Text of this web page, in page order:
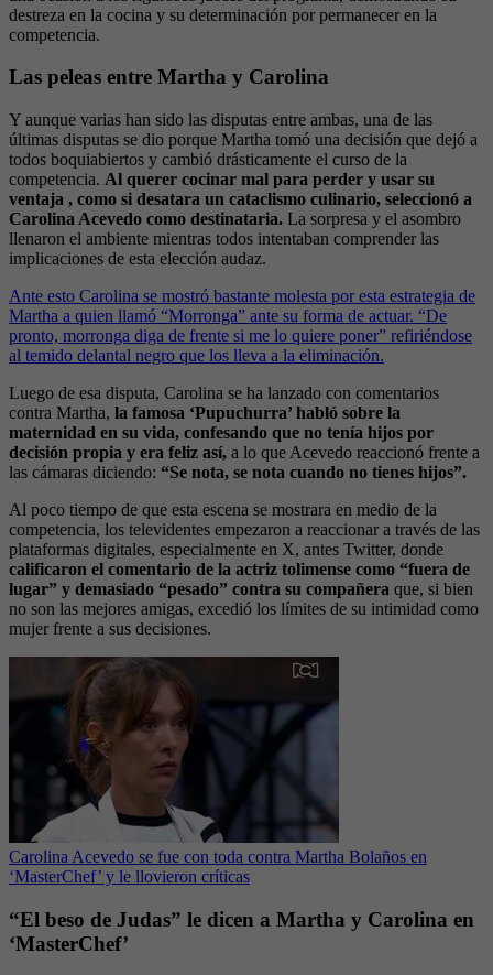
destreza en la cocina y su determinación por permanecer en la
competencia.
Las peleas entre Martha y Carolina
Y aunque varias han sido las disputas entre ambas, una de las
últimas disputas se dio porque Martha tomó una decisión que dejó a
todos boquiabiertos y cambió drásticamente el curso de la
competencia. Al querer cocinar mal para perder y usar su
ventaja , como si desatara un cataclismo culinario, seleccionó a
Carolina Acevedo como destinataria. La sorpresa y el asombro
llenaron el ambiente mientras todos intentaban comprender las
implicaciones de esta elección audaz.
Ante esto Carolina se mostró bastante molesta por esta estrategia de
Martha a quien llamó “Morronga” ante su forma de actuar. “De
pronto, morronga diga de frente si me lo quiere poner” refiriéndose
al temido delantal negro que los lleva a la eliminación.
Luego de esa disputa, Carolina se ha lanzado con comentarios
contra Martha, la famosa ‘Pupuchurra’ habló sobre la
maternidad en su vida, confesando que no tenía hijos por
decisión propia y era feliz así, a lo que Acevedo reaccionó frente a
las cámaras diciendo: “Se nota, se nota cuando no tienes hijos”.
Al poco tiempo de que esta escena se mostrara en medio de la
competencia, los televidentes empezaron a reaccionar a través de las
plataformas digitales, especialmente en X, antes Twitter, donde
calificaron el comentario de la actriz tolimense como “fuera de
lugar” y demasiado “pesado” contra su compañera que, si bien
no son las mejores amigas, excedió los límites de su intimidad como
mujer frente a sus decisiones.
Carolina Acevedo se fue con toda contra Martha Bolaños en
‘MasterChef’ y le llovieron críticas
“El beso de Judas” le dicen a Martha y Carolina en
‘MasterChef’